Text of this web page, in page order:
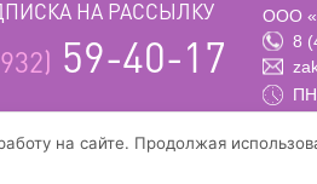
НА РАССЫЛКУ
59-40-17
ООО
8
на сайте. Продолжая